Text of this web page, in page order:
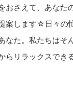
おさえて、あなた
案します☆日々の
なた。私たちはそ
らリラックスでき